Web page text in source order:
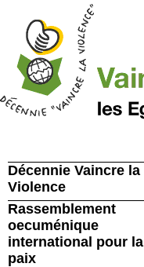
Décennie Vaincre la
Violence
Rassemblement
oecuménique
international pour la
paix